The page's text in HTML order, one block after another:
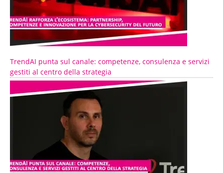
TrendAI punta sul canale: competenze, consulenza e servizi
gestiti al centro della strategia